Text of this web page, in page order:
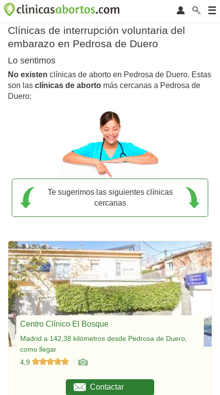
Clínicas de interrupción voluntaria del
embarazo en Pedrosa de Duero
Lo sentimos
No existen clínicas de aborto en Pedrosa de Duero. Estas
son las clínicas de aborto más cercanas a Pedrosa de
Duero:
Te sugerimos las siguientes clínicas
cercanas
Centro Clínico El Bosque
Madrid a 142,38 kilómetros desde Pedrosa de Duero,
como llegar
4,9
Contactar